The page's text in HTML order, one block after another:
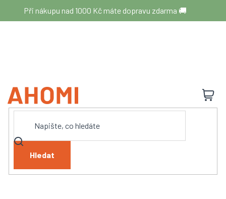
obsah
Při nákupu nad 1000 Kč máte dopravu zdarma 🚚
Hledat